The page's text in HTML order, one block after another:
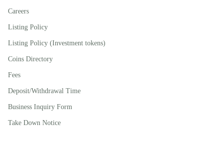
Careers
Listing Policy
Listing Policy (Investment tokens)
Coins Directory
Fees
Deposit/Withdrawal Time
Business Inquiry Form
Take Down Notice